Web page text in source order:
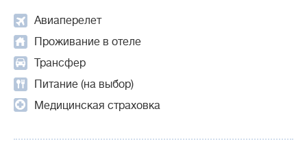
Авиаперелет
Проживание в отеле
Трансфер
Питание (на выбор)
Медицинская страховка